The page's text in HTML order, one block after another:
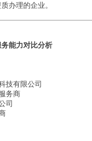
办理的企业。
能力对比分析
技有限公司
务商
司